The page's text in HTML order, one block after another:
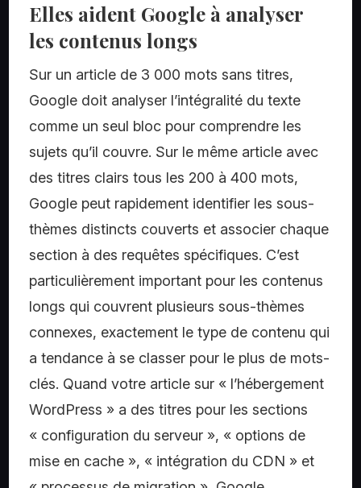
Elles aident Google à analyser
les contenus longs
Sur un article de 3 000 mots sans titres,
Google doit analyser l’intégralité du texte
comme un seul bloc pour comprendre les
sujets qu’il couvre. Sur le même article avec
des titres clairs tous les 200 à 400 mots,
Google peut rapidement identifier les sous-
thèmes distincts couverts et associer chaque
section à des requêtes spécifiques. C’est
particulièrement important pour les contenus
longs qui couvrent plusieurs sous-thèmes
connexes, exactement le type de contenu qui
a tendance à se classer pour le plus de mots-
clés. Quand votre article sur « l’hébergement
WordPress » a des titres pour les sections
« configuration du serveur », « options de
mise en cache », « intégration du CDN » et